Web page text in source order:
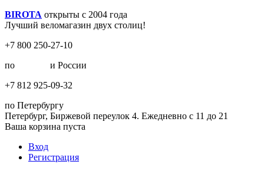
BIROTA открыты с 2004 года
Лучший веломагазин двух столиц!
+7 800 250-27-10
по
и России
+7 812 925-09-32
по Петербургу
Петербург, Биржевой переулок 4. Ежедневно с 11 до 21
Ваша корзина пуста
Вход
Регистрация